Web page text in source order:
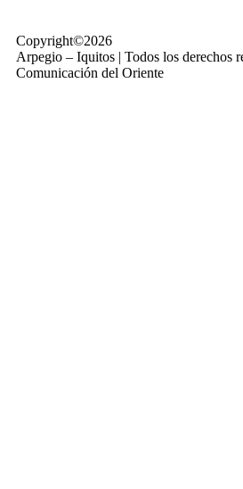
Copyright©2026
Arpegio – Iquitos | Todos los derechos
Comunicación del Oriente